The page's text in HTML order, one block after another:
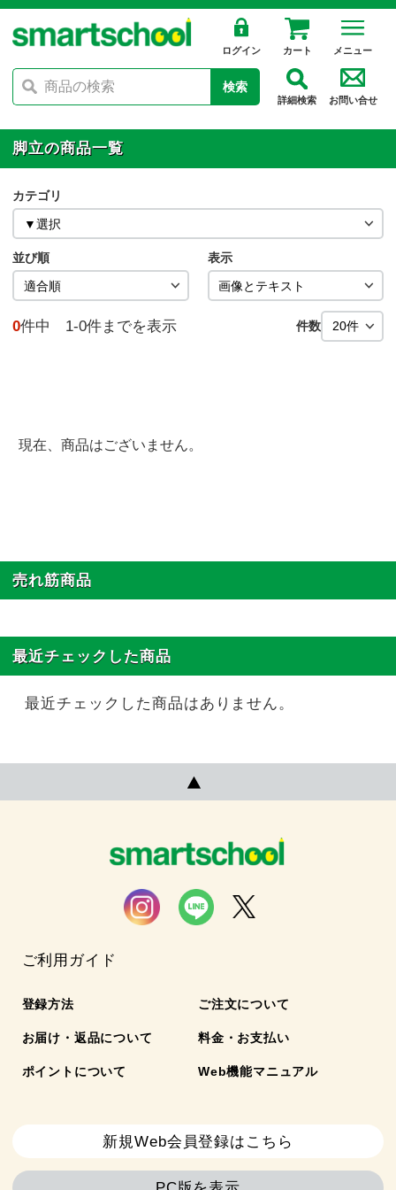
ログイン カート メニュー
検索
詳細検索 お問い合せ
脚立の商品一覧
カテゴリ
並び順 表示
0件中 1-0件までを表示 件数
現在、商品はございません。
売れ筋商品
最近チェックした商品
最近チェックした商品はありません。
ご利用ガイド
登録方法 ご注文について
お届け・返品について 料金・お支払い
ポイントについて Web機能マニュアル
新規Web会員登録はこちら